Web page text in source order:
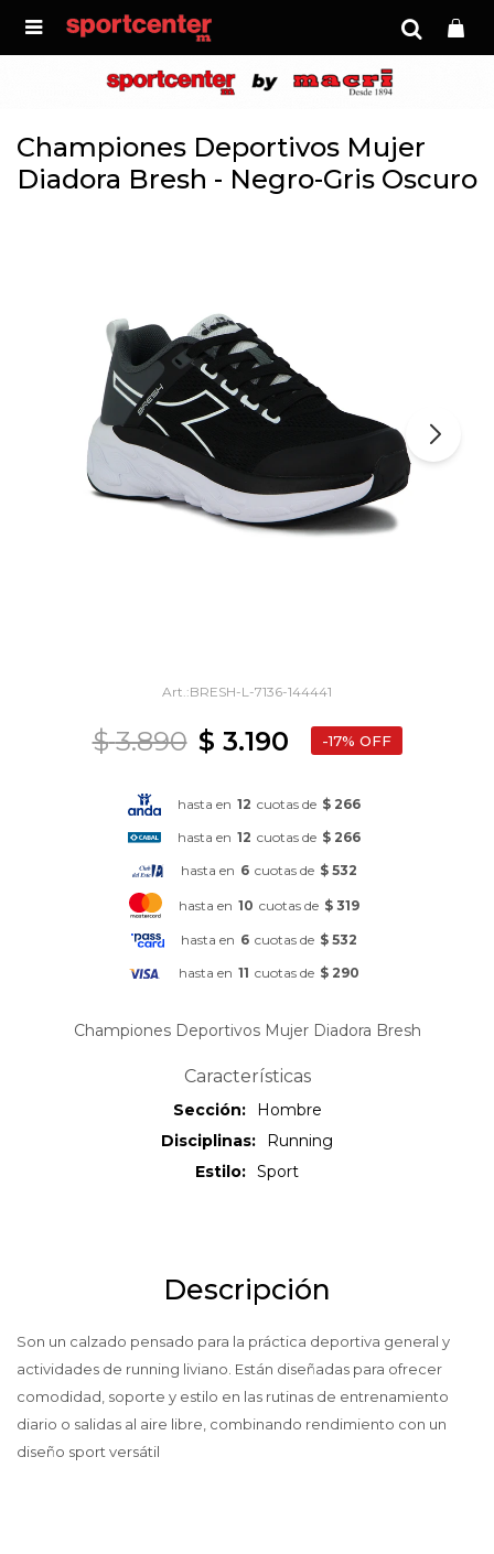

Championes Deportivos Mujer
Diadora Bresh - Negro-Gris Oscuro
BRESH-L-7136-144441
$ 3.190
$ 3.890 17
hasta en 12 cuotas de $ 266
hasta en 12 cuotas de $ 266
hasta en 6 cuotas de $ 532
hasta en 10 cuotas de $ 319
hasta en 6 cuotas de $ 532
hasta en 11 cuotas de $ 290
Championes Deportivos Mujer Diadora Bresh
Características
Sección
Hombre
Disciplinas
Running
Estilo
Sport
Descripción
Son un calzado pensado para la práctica deportiva general y
actividades de running liviano. Están diseñadas para ofrecer
comodidad, soporte y estilo en las rutinas de entrenamiento
diario o salidas al aire libre, combinando rendimiento con un
diseño sport versátil